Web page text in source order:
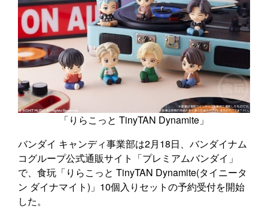
「りらこっと TinyTAN Dynamite」
バンダイ キャンディ事業部は2月18日、バンダイナム
コグループ公式通販サイト「プレミアムバンダイ」
で、食玩「りらこっと TinyTAN Dynamite(タイニータ
ン ダイナマイト)」10個入りセットの予約受付を開始
した。